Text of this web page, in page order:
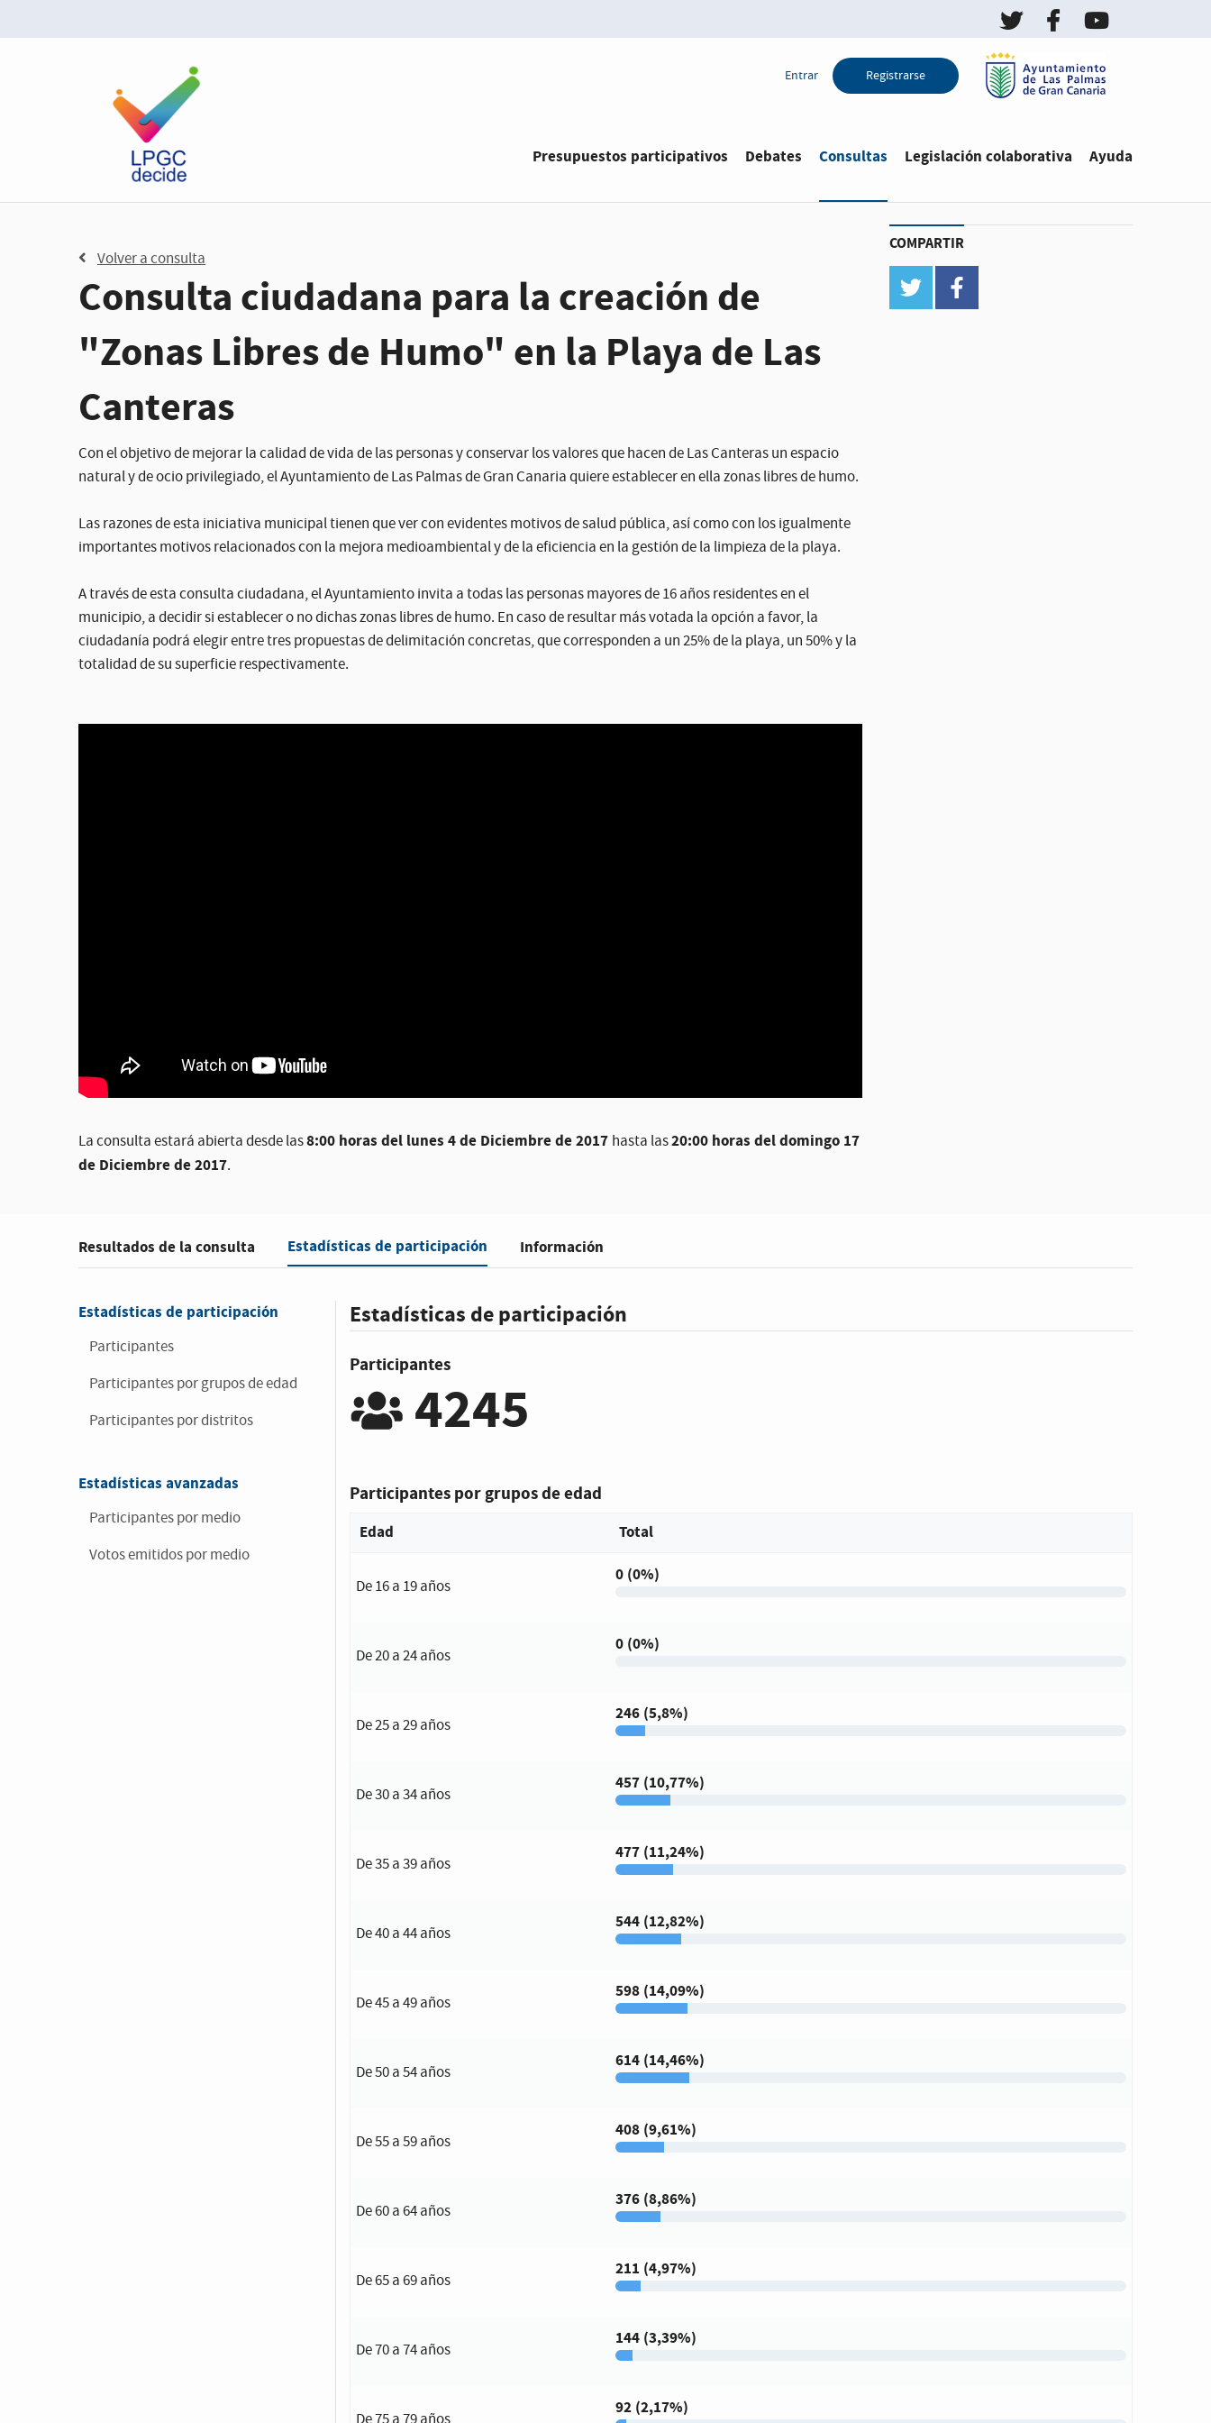
Twitter de LPGC Decide
Facebook de
YouTube de
Entrar Registrarse
Presupuestos participativos Debates
Consultas
Legislación colaborativa Ayuda
Volver a consulta
Consulta ciudadana para la creación de
"Zonas Libres de Humo" en la Playa de Las
Canteras
Con el objetivo de mejorar la calidad de vida de las personas y conservar los valores que hacen de Las Canteras un espacio
natural y de ocio privilegiado, el Ayuntamiento de Las Palmas de Gran Canaria quiere establecer en ella zonas libres de humo.
Las razones de esta iniciativa municipal tienen que ver con evidentes motivos de salud pública, así como con los igualmente
importantes motivos relacionados con la mejora medioambiental y de la eficiencia en la gestión de la limpieza de la playa.
A través de esta consulta ciudadana, el Ayuntamiento invita a todas las personas mayores de 16 años residentes en el
municipio, a decidir si establecer o no dichas zonas libres de humo. En caso de resultar más votada la opción a favor, la
ciudadanía podrá elegir entre tres propuestas de delimitación concretas, que corresponden a un 25% de la playa, un 50% y la
totalidad de su superficie respectivamente.
La consulta estará abierta desde las8:00 horas del lunes 4 de Diciembre de 2017 hasta las20:00 horas del domingo 17
de Diciembre de 2017.
COMPARTIR
twitter
Resultados de la consulta Estadísticas de participación Información
Estadísticas de participación
Participantes
Participantes por grupos de edad
Participantes por distritos
Estadísticas avanzadas
Participantes por medio
Votos emitidos por medio
Estadísticas de participación
Participantes
4245
Participantes por grupos de edad
Edad Total
De 16 a 19 años
0 (0%)
De 20 a 24 años
0 (0%)
De 25 a 29 años
246 (5,8%)
De 30 a 34 años
457 (10,77%)
De 35 a 39 años
477 (11,24%)
De 40 a 44 años
544 (12,82%)
De 45 a 49 años
598 (14,09%)
De 50 a 54 años
614 (14,46%)
De 55 a 59 años
408 (9,61%)
De 60 a 64 años
376 (8,86%)
De 65 a 69 años
211 (4,97%)
De 70 a 74 años
144 (3,39%)
92 (2,17%)